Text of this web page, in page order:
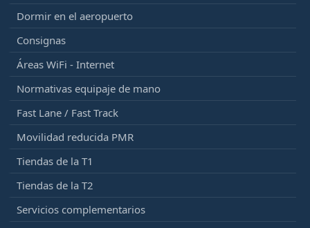
Dormir en el aeropuerto
Consignas
Áreas WiFi - Internet
Normativas equipaje de mano
Fast Lane / Fast Track
Movilidad reducida PMR
Tiendas de la T1
Tiendas de la T2
Servicios complementarios